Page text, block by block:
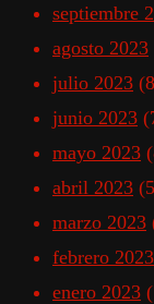
septiembre
agosto 2023
julio 2023
junio 2023
mayo 2023
abril 2023
marzo 2023
febrero 2023
enero 2023